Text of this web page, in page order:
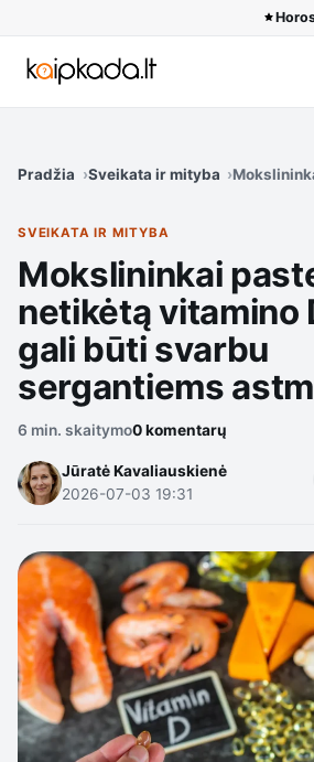
Pradžia Sveikata ir mityba
SVEIKATA IR MITYBA
Mokslininkai
netikėtą vitamino
gali būti svarbu
sergantiems
6 min. skaitymo0 komentarų
Jūratė Kavaliauskienė
2026-07-03 19:31